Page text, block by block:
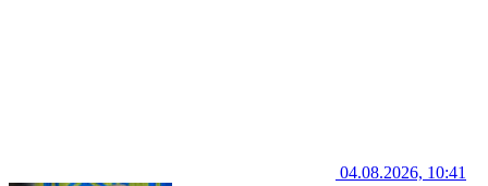
04.08.2026, 10:41